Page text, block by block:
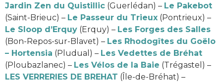
Jardin Zen du Quistillic (Guerlédan) – Le Pakebot
(Saint-Brieuc) – Le Passeur du Trieux (Pontrieux) –
Le Sloop d’Erquy (Erquy) – Les Forges des Salles
(Bon-Repos-sur-Blavet) – Les Rhodogîtes du Goëlo
– Hortensia (Pludual) – Les Vedettes de Bréhat
(Ploubazlanec) – Les Vélos de la Baie (Trégastel) –
LES VERRERIES DE BREHAT (Île-de-Bréhat) –